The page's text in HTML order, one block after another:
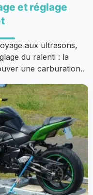
et réglage
aux ultrasons,
du ralenti : la
une carburation..